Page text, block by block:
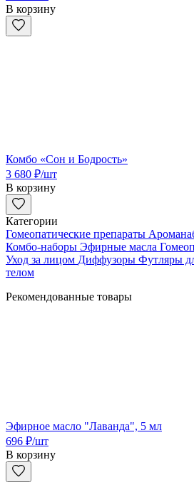
В корзину
Комбо «Сон и Бодрость»
3 680 ₽/шт
В корзину
Категории
Гомеопатические препараты
Комбо-наборы Эфирные масла
Уход за лицом Диффузоры Футляры
телом
Рекомендованные товары
Эфирное масло "Лаванда", 5 мл
696 ₽/шт
В корзину